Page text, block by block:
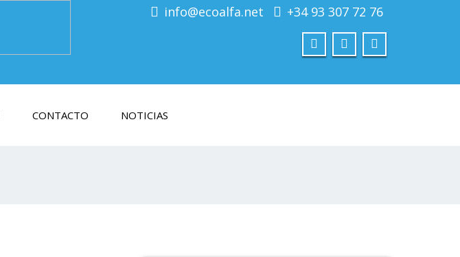
info@ecoalfa.net +34 93 307 72 76
CONTACTO NOTICIAS